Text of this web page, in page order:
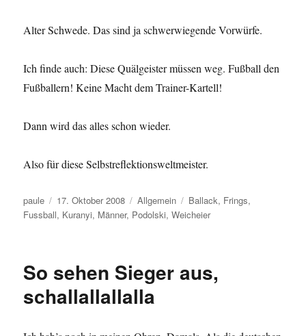
Alter Schwede. Das sind ja schwerwiegende Vorwürfe.
Ich finde auch: Diese Quälgeister müssen weg. Fußball den
Fußballern! Keine Macht dem Trainer-Kartell!
Dann wird das alles schon wieder.
Also für diese Selbstreflektionsweltmeister.
Autor
paule
Veröffentlicht
am
17. Oktober 2008 Kategorien
Allgemein Schlagwörter
Ballack, Frings,
Fussball, Kuranyi, Männer, Podolski,Weicheier
So sehen Sieger aus,
schallallallalla